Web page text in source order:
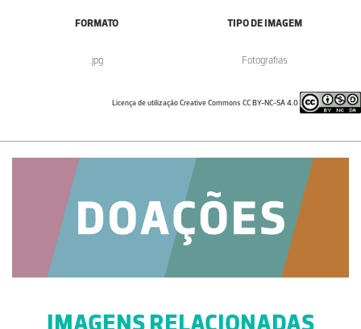
FORMATO
.jpg
TIPO DE IMAGEM
Fotografias
Licença de utilização Creative Commons CC BY-NC-SA 4.0
IMAGENS RELACIONADAS